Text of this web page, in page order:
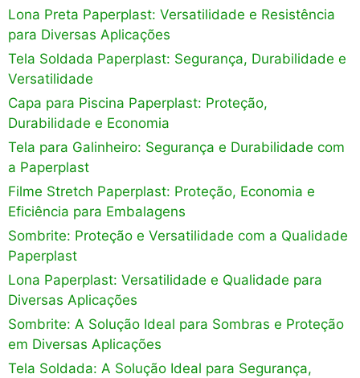
Lona Preta Paperplast: Versatilidade e Resistência
para Diversas Aplicações
Tela Soldada Paperplast: Segurança, Durabilidade e
Versatilidade
Capa para Piscina Paperplast: Proteção,
Durabilidade e Economia
Tela para Galinheiro: Segurança e Durabilidade com
a Paperplast
Filme Stretch Paperplast: Proteção, Economia e
Eficiência para Embalagens
Sombrite: Proteção e Versatilidade com a Qualidade
Paperplast
Lona Paperplast: Versatilidade e Qualidade para
Diversas Aplicações
Sombrite: A Solução Ideal para Sombras e Proteção
em Diversas Aplicações
Tela Soldada: A Solução Ideal para Segurança,